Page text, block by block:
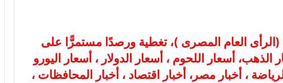
(الرأى العام المصرى )، تغطية ورصدًا مستمرًّا على
لـ أسعار الذهب، أسعار اللحوم ، أسعار الدولار ، أسعار اليورو
، أخبار مصر، أخبار اقتصاد ، أخبار المحافظات ،